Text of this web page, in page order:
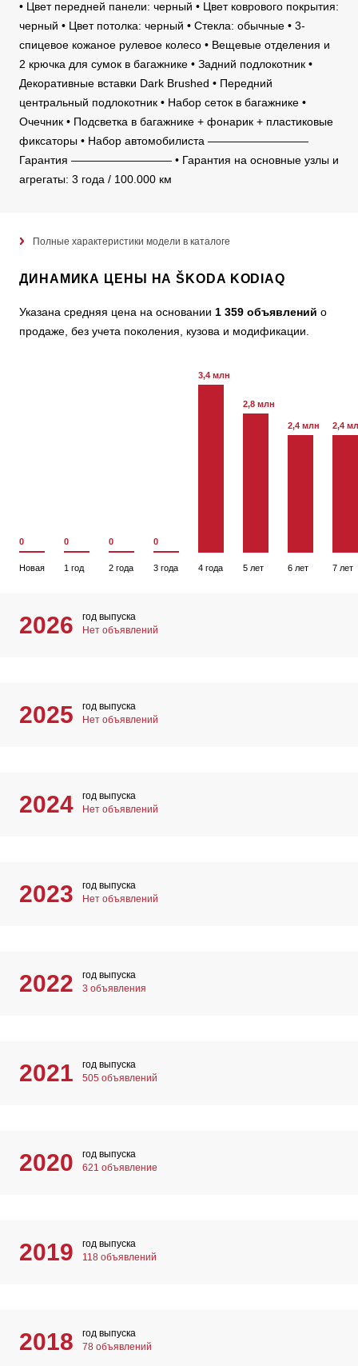
• Цвет передней панели: черный • Цвет коврового покрытия:
черный • Цвет потолка: черный • Стекла: обычные • 3-
спицевое кожаное рулевое колесо • Вещевые отделения и
2 крючка для сумок в багажнике • Задний подлокотник •
Декоративные вставки Dark Brushed • Передний
центральный подлокотник • Набор сеток в багажнике •
Очечник • Подсветка в багажнике + фонарик + пластиковые
фиксаторы • Набор автомобилиста —————————
Гарантия ————————— • Гарантия на основные узлы и
агрегаты: 3 года / 100.000 км
Полные характеристики модели в каталоге
ДИНАМИКА ЦЕНЫ НА ŠKODA KODIAQ
Указана средняя цена на основании 1 359 объявлений о
продаже, без учета поколения, кузова и модификации.
0
Новая
0
1 год
0
2 года
0
3 года
3,4 млн
4 года
2,8 млн
5 лет
2,4 млн
6 лет
2,4
7 лет
2026
год выпуска
Нет объявлений
2025
год выпуска
Нет объявлений
2024
год выпуска
Нет объявлений
2023
год выпуска
Нет объявлений
2022
год выпуска
3 объявления
2021
год выпуска
505 объявлений
2020
год выпуска
621 объявление
2019
год выпуска
118 объявлений
2018
год выпуска
78 объявлений